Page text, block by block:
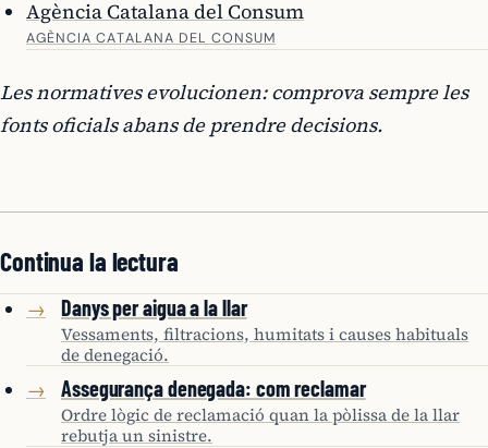
Agència Catalana del Consum
AGÈNCIA CATALANA DEL CONSUM
Les normatives evolucionen: comprova sempre les
fonts oficials abans de prendre decisions.
Continua la lectura
→ Danys per aigua a la llar
Vessaments, filtracions, humitats i causes habituals
de denegació.
→ Assegurança denegada: com reclamar
Ordre lògic de reclamació quan la pòlissa de la llar
rebutja un sinistre.